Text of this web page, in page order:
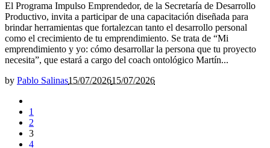
El Programa Impulso Emprendedor, de la Secretaría de Desarrollo
Productivo, invita a participar de una capacitación diseñada para
brindar herramientas que fortalezcan tanto el desarrollo personal
como el crecimiento de tu emprendimiento. Se trata de “Mi
emprendimiento y yo: cómo desarrollar la persona que tu proyecto
necesita”, que estará a cargo del coach ontológico Martín...
by Pablo Salinas15/07/202615/07/2026
1
2
3
4